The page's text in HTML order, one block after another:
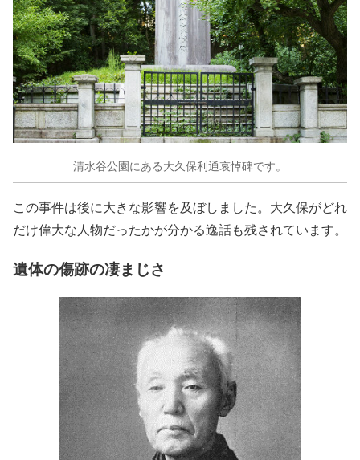
清水谷公園にある大久保利通哀悼碑です。
この事件は後に大きな影響を及ぼしました。大久保がどれ
だけ偉大な人物だったかが分かる逸話も残されています。
遺体の傷跡の凄まじさ